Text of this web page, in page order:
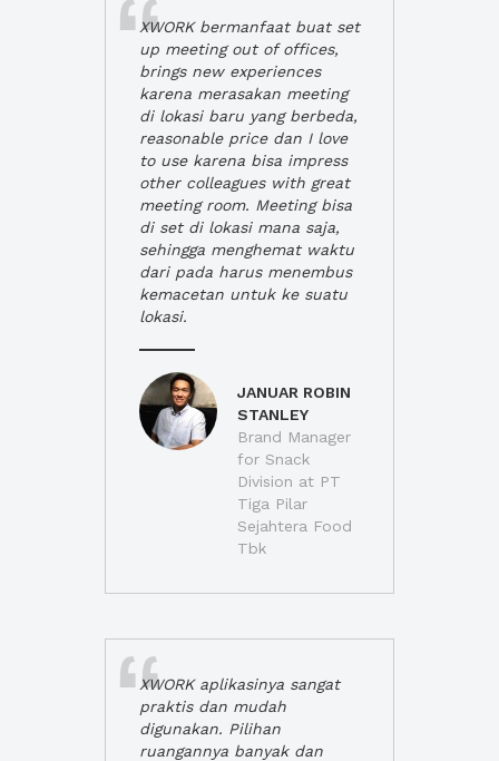
XWORK bermanfaat buat set
up meeting out of offices,
brings new experiences
karena merasakan meeting
di lokasi baru yang berbeda,
reasonable price dan I love
to use karena bisa impress
other colleagues with great
meeting room. Meeting bisa
di set di lokasi mana saja,
sehingga menghemat waktu
dari pada harus menembus
kemacetan untuk ke suatu
lokasi.
JANUAR ROBIN
STANLEY
Brand Manager
for Snack
Division at PT
Tiga Pilar
Sejahtera Food
Tbk
XWORK aplikasinya sangat
praktis dan mudah
digunakan. Pilihan
ruangannya banyak dan